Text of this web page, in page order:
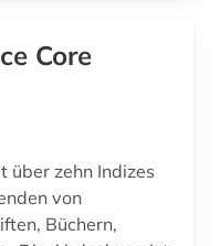
Core
über zehn Indizes
von
Büchern,